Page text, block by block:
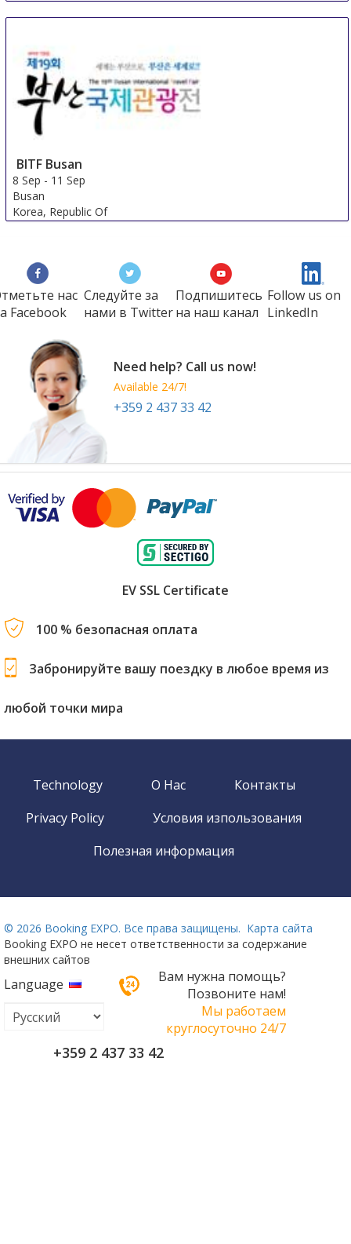
BITF Busan
8 Sep - 11 Sep
Busan
Korea, Republic Of
нас
Faсеbook
Следуйте за
нами в Twitter
Подпишитесь
на наш канал
Follow us on
LinkedIn
Need help? Call us now!
Available 24/7!
+359 2 437 33 42
EV SSL Certificate
100 % безопасная оплата
Забронируйте вашу поездку в любое время из
любой точки мира
Technology О Нас
Контакты
Privacy Policy
Условия изпользования
Полезная информация
© 2026 Booking EXPO. Все права защищены. Карта сайта
Booking EXPO не несет ответственности за содержание
внешних сайтов
Language
Вам нужна помощь?
Позвоните нам!
Мы работаем
круглосуточно 24/7
+359 2 437 33 42